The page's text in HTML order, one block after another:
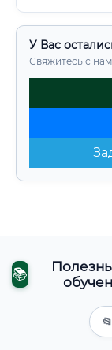
У Вас
Свяжитесь с
📚
📂